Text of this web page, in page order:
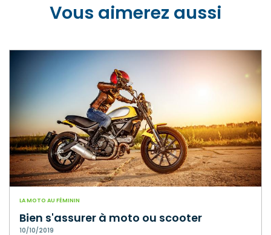
Vous aimerez aussi
LA MOTO AU FÉMININ
Bien s'assurer à moto ou scooter
10/10/2019